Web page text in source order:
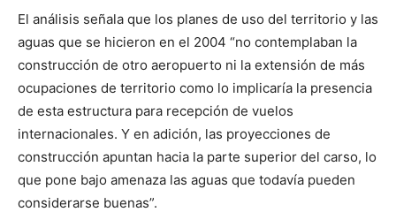
El análisis señala que los planes de uso del territorio y las
aguas que se hicieron en el 2004 “no contemplaban la
construcción de otro aeropuerto ni la extensión de más
ocupaciones de territorio como lo implicaría la presencia
de esta estructura para recepción de vuelos
internacionales. Y en adición, las proyecciones de
construcción apuntan hacia la parte superior del carso, lo
que pone bajo amenaza las aguas que todavía pueden
considerarse buenas”.